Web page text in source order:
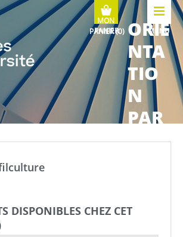
MENU
ORIE
NTA
TIO
N
PAR
COU
ERS
DISPONIBLES CHEZ CET